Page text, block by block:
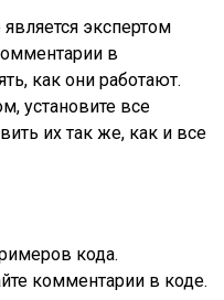
является экспертом
в
как они работают.
установите все
их так же, как и все
кода.
комментарии в коде.